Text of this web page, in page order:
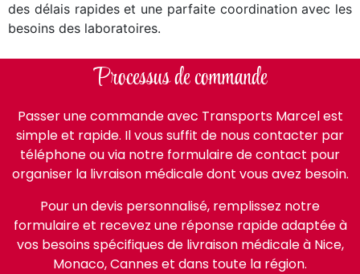
des délais rapides et une parfaite coordination avec les
besoins des laboratoires.
Processus de commande
Passer une commande avec Transports Marcel est
simple et rapide. Il vous suffit de nous contacter par
téléphone ou via notre formulaire de contact pour
organiser la livraison médicale dont vous avez besoin.
Pour un devis personnalisé, remplissez notre
formulaire et recevez une réponse rapide adaptée à
vos besoins spécifiques de livraison médicale à Nice,
Monaco, Cannes et dans toute la région.